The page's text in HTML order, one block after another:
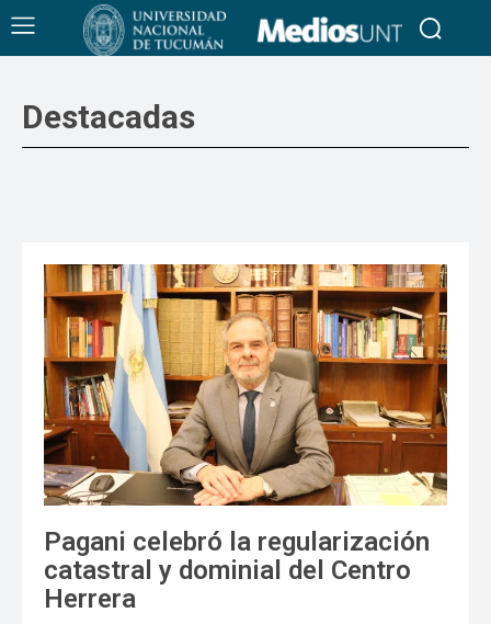
Destacadas
Pagani celebró la regularización
catastral y dominial del Centro
Herrera